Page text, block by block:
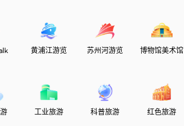
黄浦江游览 苏州河游览 博物馆美术馆
工业旅游 科普旅游 红色旅游